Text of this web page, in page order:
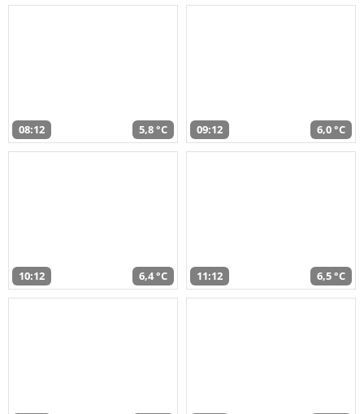
08:12 5,8 °C 09:12 6,0 °C
10:12 6,4 °C 11:12 6,5 °C